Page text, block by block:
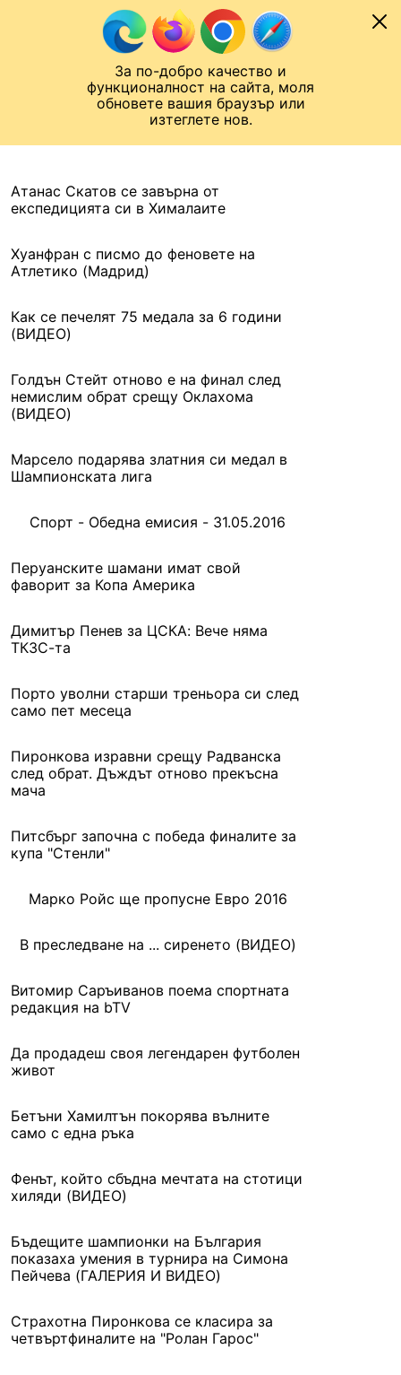
За по-добро качество и
функционалност на сайта, моля
обновете вашия браузър или
изтеглете нов.
Към съдържанието
Лига на Конференциите
Атанас Скатов се завърна от
експедицията си в Хималаите
Хуанфран с писмо до феновете на
Атлетико (Мадрид)
Как се печелят 75 медала за 6 години
(ВИДЕО)
Голдън Стейт отново е на финал след
немислим обрат срещу Оклахома
(ВИДЕО)
Марсело подарява златния си медал в
Шампионската лига
Спорт - Обедна емисия - 31.05.2016
Перуанските шамани имат свой
фаворит за Копа Америка
Димитър Пенев за ЦСКА: Вече няма
ТКЗС-та
Порто уволни старши треньора си след
само пет месеца
Пиронкова изравни срещу Радванска
след обрат. Дъждът отново прекъсна
мача
Питсбърг започна с победа финалите за
купа "Стенли"
Марко Ройс ще пропусне Евро 2016
В преследване на ... сиренето (ВИДЕО)
Витомир Саръиванов поема спортната
редакция на bTV
Да продадеш своя легендарен футболен
живот
Бетъни Хамилтън покорява вълните
само с една ръка
Фенът, който сбъдна мечтата на стотици
хиляди (ВИДЕО)
Бъдещите шампионки на България
показаха умения в турнира на Симона
Пейчева (ГАЛЕРИЯ И ВИДЕО)
Страхотна Пиронкова се класира за
четвъртфиналите на "Ролан Гарос"